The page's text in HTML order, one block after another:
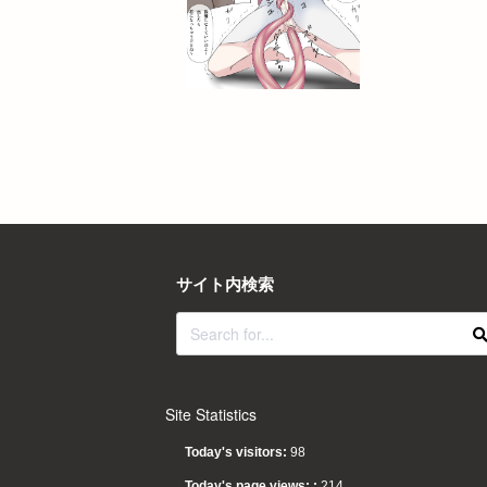
サイト内検索
Site Statistics
Today's visitors: 98